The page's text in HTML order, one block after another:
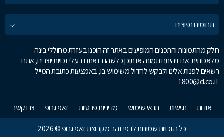
תחומים נפוצים
חלק מהתמונות והתכנים המופיעים באתר זה הוכנו בעזרת מחוללי בינה
מלאכותית. אם זיהיתם תמונה או תוכן כלשהו בו אתם בעלי זכויות יוצרים, אתם
רשאים לפנות אלינו ולבקש לחדול משימוש בו, באמצעות כתובת המייל
1800@d.co.il
אודות נגישות תנאי שימוש מדיניות פרטיות זאפ גרופ
צרו קשר
כל הזכויות שמורות לדפי זהב מקבוצת זאפ גרופ © 2026